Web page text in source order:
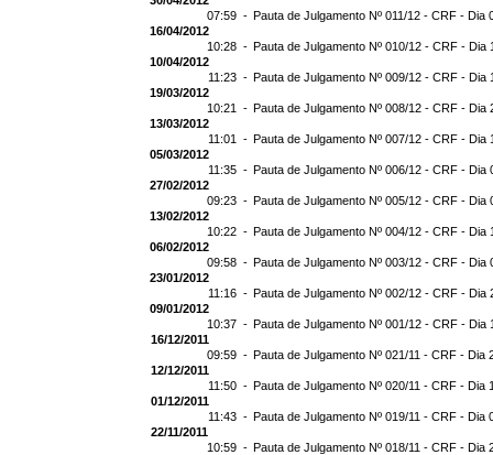
07:59 - Pauta de Julgamento Nº 011/12 - CRF - Dia
16/04/2012
10:28 - Pauta de Julgamento Nº 010/12 - CRF - Dia
10/04/2012
11:23 - Pauta de Julgamento Nº 009/12 - CRF - Dia
19/03/2012
10:21 - Pauta de Julgamento Nº 008/12 - CRF - Dia
13/03/2012
11:01 - Pauta de Julgamento Nº 007/12 - CRF - Dia
05/03/2012
11:35 - Pauta de Julgamento Nº 006/12 - CRF - Dia
27/02/2012
09:23 - Pauta de Julgamento Nº 005/12 - CRF - Dia
13/02/2012
10:22 - Pauta de Julgamento Nº 004/12 - CRF - Dia
06/02/2012
09:58 - Pauta de Julgamento Nº 003/12 - CRF - Dia
23/01/2012
11:16 - Pauta de Julgamento Nº 002/12 - CRF - Dia
09/01/2012
10:37 - Pauta de Julgamento Nº 001/12 - CRF - Dia
16/12/2011
09:59 - Pauta de Julgamento Nº 021/11 - CRF - Dia
12/12/2011
11:50 - Pauta de Julgamento Nº 020/11 - CRF - Dia
01/12/2011
11:43 - Pauta de Julgamento Nº 019/11 - CRF - Dia
22/11/2011
10:59 - Pauta de Julgamento Nº 018/11 - CRF - Dia